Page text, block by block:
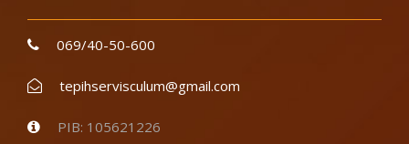
069/40-50-600
tepihservisculum@gmail.com
PIB: 105621226